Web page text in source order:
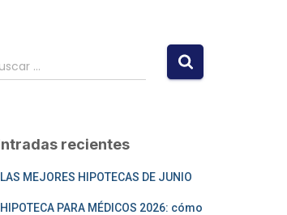
…
recientes
LAS MEJORES HIPOTECAS DE JUNIO
HIPOTECA PARA MÉDICOS 2026: cómo